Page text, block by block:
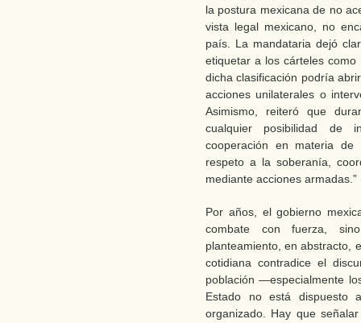
la postura mexicana de no
vista legal mexicano, no
país. La mandataria dejó
etiquetar a los cárteles
dicha clasificación podría
acciones unilaterales o
Asimismo, reiteró que
cualquier posibilidad de
cooperación en materia
respeto a la soberanía,
mediante acciones armadas.”
Por años, el gobierno
combate con fuerza,
planteamiento, en abstracto,
cotidiana contradice el
población —especialmente
Estado no está dispuesto
organizado. Hay que